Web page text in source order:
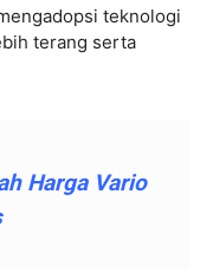
teknologi
terang serta
Harga Vario